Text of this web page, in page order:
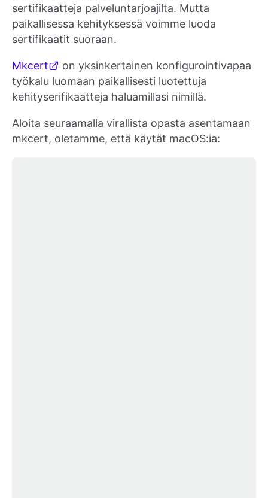
sertifikaatteja palveluntarjoajilta. Mutta
paikallisessa kehityksessä voimme luoda
sertifikaatit suoraan.
Mkcert
on yksinkertainen konfigurointivapaa
työkalu luomaan paikallisesti luotettuja
kehityserifikaatteja haluamillasi nimillä.
Aloita seuraamalla virallista opasta asentamaan
mkcert, oletamme, että käytät macOS:ia: